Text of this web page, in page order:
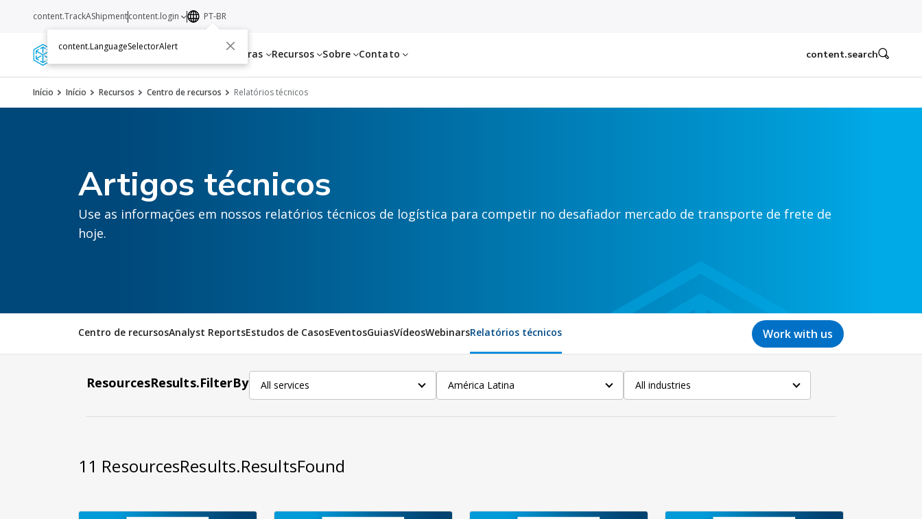
Serviços Transportadoras Recursos Sobre Contato
content.TrackAShipmentcontent.login PT-BR
content.LanguageSelectorAlert
content.search
Início Início Recursos Centro de recursos Relatórios técnicos
Artigos técnicos
Use as informações em nossos relatórios técnicos de logística para competir no desafiador mercado de transporte de frete de
hoje.
Centro de recursosAnalyst ReportsEstudos de CasosEventosGuiasVídeosWebinarsRelatórios técnicos Work with us
ResourcesResults.FilterBy All services América Latina All industries
11 ResourcesResults.ResultsFound